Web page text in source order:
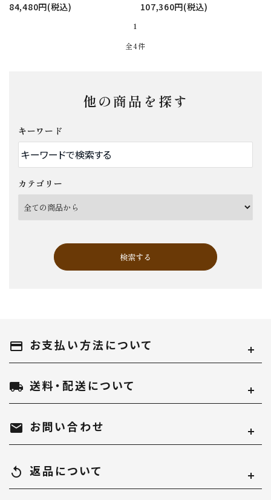
84,480円(税込)
107,360円(税込)
1
全4件
他の商品を探す
キーワード
カテゴリー
検索する
キーワード
カテゴリー
payment お支払い方法について
local_shipping 送料・配送について
mail お問い合わせ
replay 返品について